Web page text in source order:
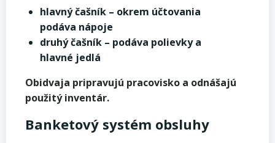
hlavný čašník – okrem účtovania
podáva nápoje
druhý čašník – podáva polievky a
hlavné jedlá
Obidvaja pripravujú pracovisko a odnášajú
použitý inventár.
Banketový systém obsluhy